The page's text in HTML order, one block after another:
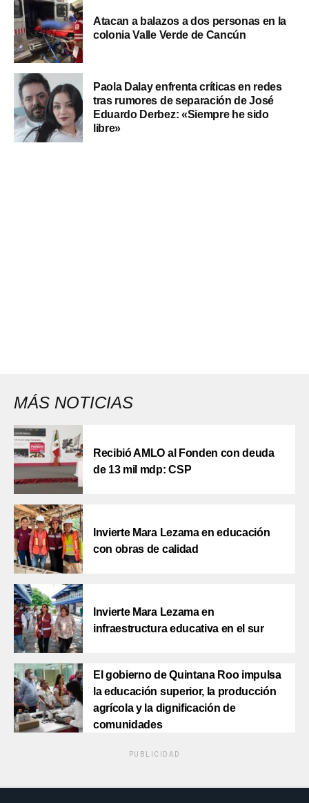
Atacan a balazos a dos personas en la
colonia Valle Verde de Cancún
Paola Dalay enfrenta críticas en redes
tras rumores de separación de José
Eduardo Derbez: «Siempre he sido
libre»
MÁS NOTICIAS
Recibió AMLO al Fonden con deuda
de 13 mil mdp: CSP
Invierte Mara Lezama en educación
con obras de calidad
Invierte Mara Lezama en
infraestructura educativa en el sur
El gobierno de Quintana Roo impulsa
la educación superior, la producción
agrícola y la dignificación de
comunidades
PUBLICIDAD